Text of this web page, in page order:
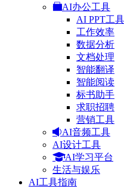
AI办公工具
AI PPT工具
工作效率
数据分析
文档处理
智能翻译
智能阅读
标书助手
求职招聘
营销工具
AI音频工具
AI设计工具
AI学习平台
生活与娱乐
AI工具指南